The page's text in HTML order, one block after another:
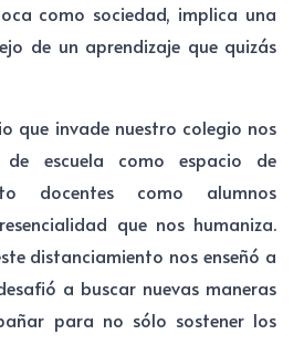
como sociedad, implica una
de un aprendizaje que quizás
invade nuestro colegio nos
escuela como espacio de
docentes como alumnos
que nos humaniza.
distanciamiento nos enseñó a
a buscar nuevas maneras
para no sólo sostener los